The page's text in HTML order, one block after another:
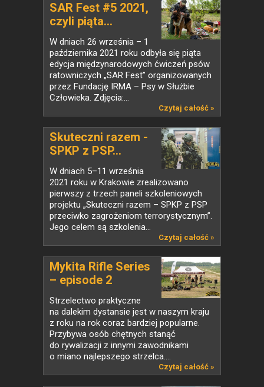
SAR Fest #5 2021,
czyli piąta...
W dniach 26 września – 1
października 2021 roku odbyła się piąta
edycja międzynarodowych ćwiczeń psów
ratowniczych „SAR Fest” organizowanych
przez Fundację IRMA – Psy w Służbie
Człowieka. Zdjęcia:...
Czytaj całość »
Skuteczni razem -
SPKP z PSP...
W dniach 5–11 września
2021 roku w Krakowie zrealizowano
pierwszy z trzech paneli szkoleniowych
projektu „Skuteczni razem – SPKP z PSP
przeciwko zagrożeniom terrorystycznym”.
Jego celem są szkolenia...
Czytaj całość »
Mykita Rifle Series
– episode 2
Strzelectwo praktyczne
na dalekim dystansie jest w naszym kraju
z roku na rok coraz bardziej popularne.
Przybywa osób chętnych stanąć
do rywalizacji z innymi zawodnikami
o miano najlepszego strzelca....
Czytaj całość »